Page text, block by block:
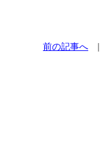
前の記事へ |